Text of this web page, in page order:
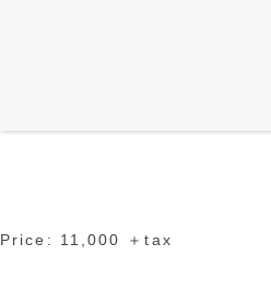
Price: 11,000 ＋tax